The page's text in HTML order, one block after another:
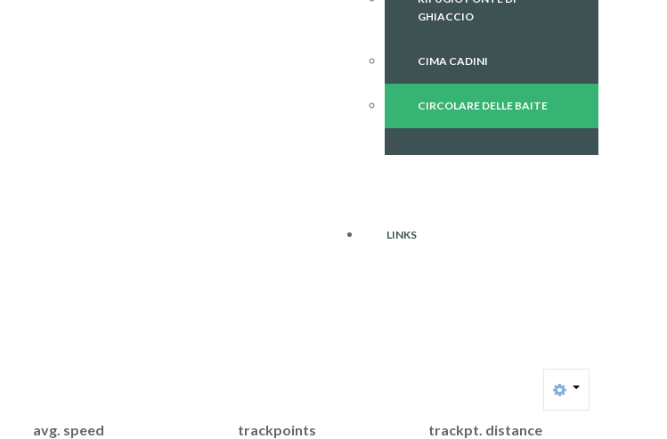
GHIACCIO
CIMA CADINI
CIRCOLARE DELLE BAITE
LINKS
avg. speed trackpoints
trackpt. distance